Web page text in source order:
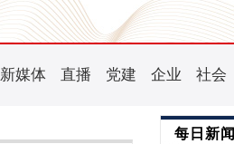
新媒体 直播 党建 企业 社会
每日新闻